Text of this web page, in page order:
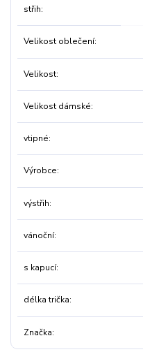
střih
Velikost oblečení
Velikost
Velikost dámské
vtipné
Výrobce
výstřih
vánoční
s kapucí
délka trička
Značka